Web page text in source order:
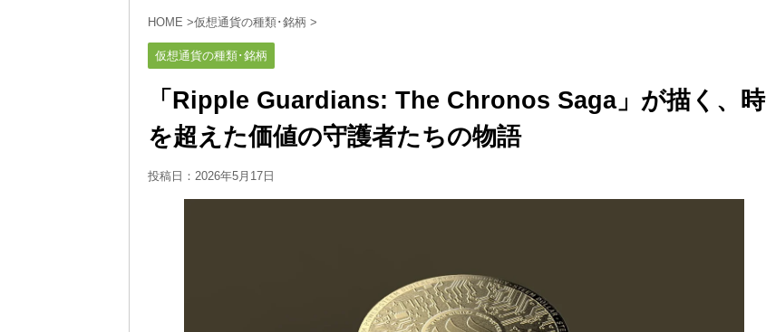
HOME >仮想通貨の種類･銘柄 >
仮想通貨の種類･銘柄
「Ripple Guardians: The Chronos Saga」が描く、時
を超えた価値の守護者たちの物語
投稿日： 2026年5月17日